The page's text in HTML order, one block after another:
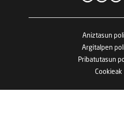
Aniztasun
Argitalpen
Pribatutasun
Cookieak